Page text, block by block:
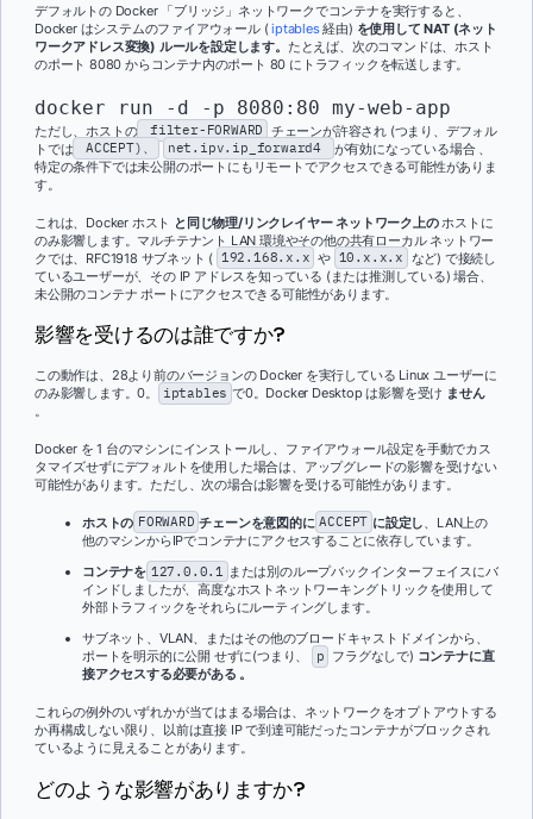
デフォルトの Docker 「ブリッジ」ネットワークでコンテナを実行すると、
Docker はシステムのファイアウォール (iptables経由) を使用して NAT (ネット
ワークアドレス変換) ルールを設定します。 たとえば、次のコマンドは、ホスト
のポート 8080 からコンテナ内のポート 80 にトラフィックを転送します。
docker run -d -p 8080:80 my-web-app
ただし、ホストの filter-FORWARD チェーンが許容され (つまり、デフォル
トでは
ACCEPT)、 net.ipv.ip_forward4
が有効になっている場合 、
特定の条件下では未公開のポートにもリモートでアクセスできる可能性がありま
す。
これは、Docker ホスト と同じ物理/リンクレイヤー ネットワーク上のホストに
のみ影響します。マルチテナント LAN 環境やその他の共有ローカル ネットワー
クでは、RFC1918 サブネット ( 192.168.x.x や 10.x.x.x など) で接続し
ているユーザーが、その IP アドレスを知っている (または推測している) 場合、
未公開のコンテナ ポートにアクセスできる可能性があります。
影響を受けるのは誰ですか?
この動作は、28より前のバージョンの Docker を実行している Linux ユーザーに
のみ影響します。0。
iptables で0。Docker Desktop は影響を受け ません
。
Docker を 1 台のマシンにインストールし、ファイアウォール設定を手動でカス
タマイズせずにデフォルトを使用した場合は、アップグレードの影響を受けない
可能性があります。ただし、次の場合は影響を受ける可能性があります。
ホストの FORWARD チェーンを意図的に ACCEPT に設定し 、LAN上の
他のマシンからIPでコンテナにアクセスすることに依存しています。
コンテナを 127.0.0.1 または別のループバックインターフェイスにバ
インドしましたが、高度なホストネットワーキングトリックを使用して
外部トラフィックをそれらにルーティングします。
サブネット、VLAN、またはその他のブロードキャストドメインから、
ポートを明示的に公開 せずに(つまり、 p フラグなしで) コンテナに直
接アクセスする必要がある 。
これらの例外のいずれかが当てはまる場合は、ネットワークをオプトアウトする
か再構成しない限り、以前は直接 IP で到達可能だったコンテナがブロックされ
ているように見えることがあります。
どのような影響がありますか?